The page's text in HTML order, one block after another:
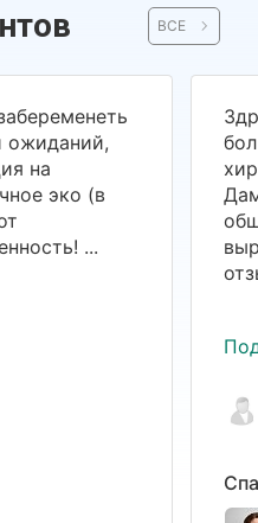
ВСЕ
ожиданий,
на
эко (в
...